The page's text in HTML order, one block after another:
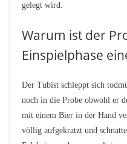
gelegt wird.
Warum ist der
Einspielphase
Der Tubist schleppt sich
noch in die Probe obwohl er
mit einem Bier in der Hand
völlig aufgekratzt und